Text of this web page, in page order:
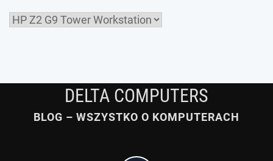
Kategorie
DELTA COMPUTERS
BLOG – WSZYSTKO O KOMPUTERACH